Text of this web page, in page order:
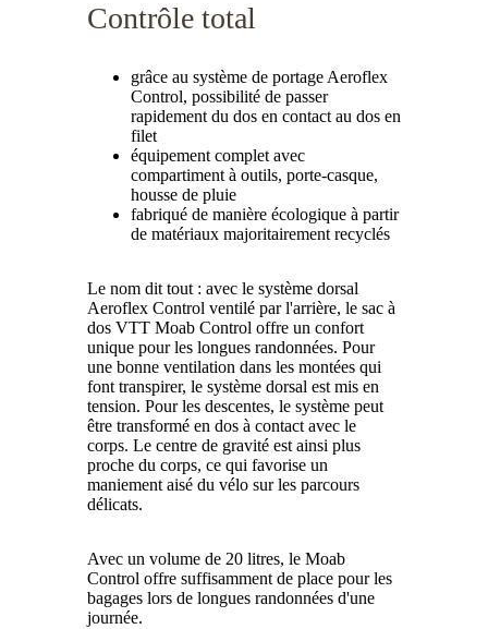
Contrôle total
grâce au système de portage Aeroflex
Control, possibilité de passer
rapidement du dos en contact au dos en
filet
équipement complet avec
compartiment à outils, porte-casque,
housse de pluie
fabriqué de manière écologique à partir
de matériaux majoritairement recyclés
Le nom dit tout : avec le système dorsal
Aeroflex Control ventilé par l'arrière, le sac à
dos VTT Moab Control offre un confort
unique pour les longues randonnées. Pour
une bonne ventilation dans les montées qui
font transpirer, le système dorsal est mis en
tension. Pour les descentes, le système peut
être transformé en dos à contact avec le
corps. Le centre de gravité est ainsi plus
proche du corps, ce qui favorise un
maniement aisé du vélo sur les parcours
délicats.
Avec un volume de 20 litres, le Moab
Control offre suffisamment de place pour les
bagages lors de longues randonnées d'une
journée.